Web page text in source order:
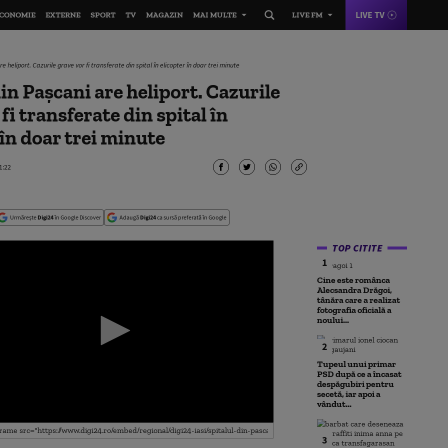
LIVE FM LIVE TV
EXTERNE SPORT TV MAGAZIN MAI MULTE
heliport. Cazurile grave vor fi transferate din spital în elicopter în doar trei minute
Paşcani are heliport. Cazurile
fi transferate din spital în
doar trei minute
Urmărește Digi24în Google Discover Adaugă Digi24ca sursă preferată în Google
TOP CITITE
1
Cine este românca
Alecsandra Drăgoi,
tânăra care a realizat
fotografia oficială a
noului...
2
Tupeul unui primar
PSD după ce a încasat
despăgubiri pentru
secetă, iar apoi a
vândut...
3